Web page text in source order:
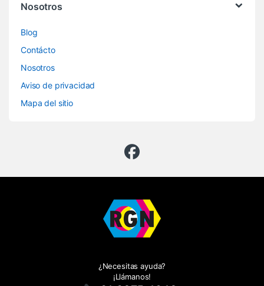
Nosotros
Blog
Contácto
Nosotros
Aviso de privacidad
Mapa del sitio
¿Necesitas ayuda?
¡Llámanos!